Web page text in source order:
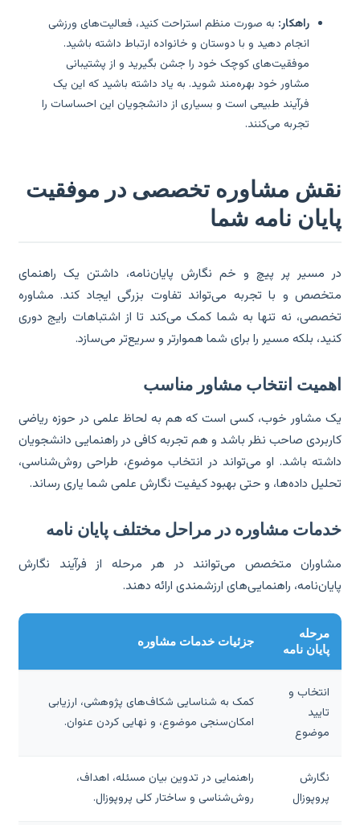
راهکار:به صورت منظم استراحت کنید، فعالیت‌های ورزشی
انجام دهید و با دوستان و خانواده ارتباط داشته باشید.
موفقیت‌های کوچک خود را جشن بگیرید و از پشتیبانی
مشاور خود بهره‌مند شوید. به یاد داشته باشید که این یک
فرآیند طبیعی است و بسیاری از دانشجویان این احساسات را
تجربه می‌کنند.
مشاوره تخصصی در موفقیت
نامه شما
مسیر پر پیچ و خم نگارش پایان‌نامه، داشتن یک راهنمای
و با تجربه می‌تواند تفاوت بزرگی ایجاد کند. مشاوره
نه تنها به شما کمک می‌کند تا از اشتباهات رایج دوری
بلکه مسیر را برای شما هموارتر و سریع‌تر می‌سازد.
انتخاب مشاور مناسب
مشاور خوب، کسی است که هم به لحاظ علمی در حوزه ریاضی
صاحب نظر باشد و هم تجربه کافی در راهنمایی دانشجویان
باشد. او می‌تواند در انتخاب موضوع، طراحی روش‌شناسی،
داده‌ها، و حتی بهبود کیفیت نگارش علمی شما یاری رساند.
مشاوره در مراحل مختلف پایان نامه
متخصص می‌توانند در هر مرحله از فرآیند نگارش
راهنمایی‌های ارزشمندی ارائه دهند.
مرحله
پایان نامه
جزئیات خدمات مشاوره
انتخاب و
موضوع
کمک به شناسایی شکاف‌های پژوهشی، ارزیابی
امکان‌سنجی موضوع، و نهایی کردن عنوان.
نگارش
پروپوزال
راهنمایی در تدوین بیان مسئله، اهداف،
روش‌شناسی و ساختار کلی پروپوزال.